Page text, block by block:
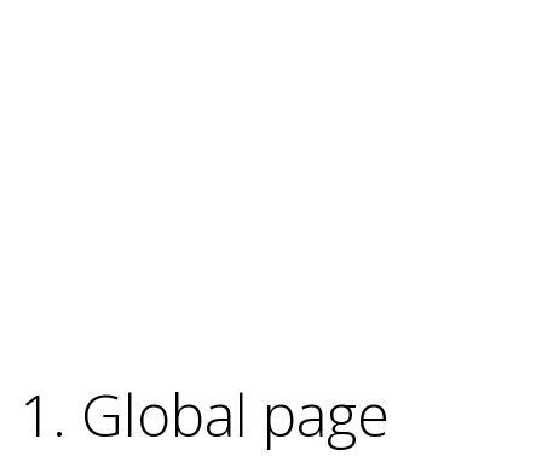
1. Global page